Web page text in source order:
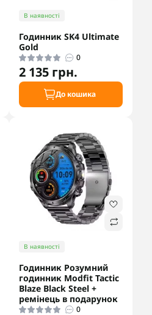
В наявності
Годинник SK4 Ultimate
Gold
0
2 135 грн.
До кошика
В наявності
Годинник Розумний
годинник Modfit Tactic
Blaze Black Steel +
ремінець в подарунок
0